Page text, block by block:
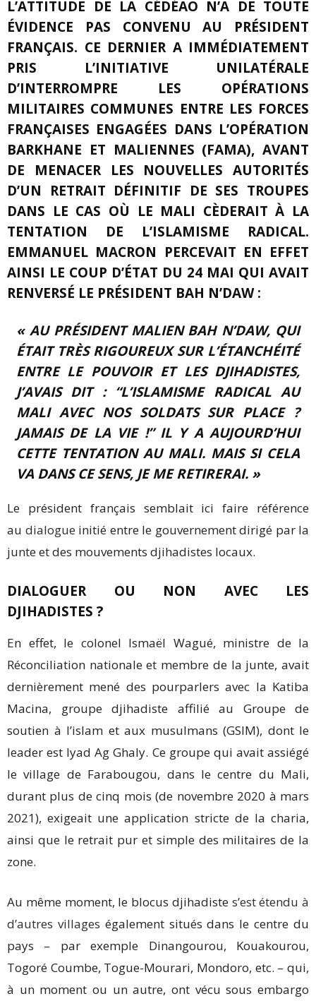
L’ATTITUDE DE LA CÉDÉAO N’A DE TOUTE
ÉVIDENCE PAS CONVENU AU PRÉSIDENT
FRANÇAIS. CE DERNIER A IMMÉDIATEMENT
PRIS L’INITIATIVE UNILATÉRALE
D’INTERROMPRE LES OPÉRATIONS
MILITAIRES COMMUNES ENTRE LES FORCES
FRANÇAISES ENGAGÉES DANS L’OPÉRATION
BARKHANE ET MALIENNES (FAMA), AVANT
DE MENACERLES NOUVELLES AUTORITÉS
D’UN RETRAIT DÉFINITIF DE SES TROUPES
DANS LE CAS OÙ LE MALI CÈDERAIT À LA
TENTATION DE L’ISLAMISME RADICAL.
EMMANUEL MACRON PERCEVAIT EN EFFET
AINSI LE COUP D’ÉTAT DU 24 MAI QUI AVAIT
RENVERSÉ LE PRÉSIDENT BAH N’DAW :
« AU PRÉSIDENT MALIEN BAH N’DAW, QUI
ÉTAIT TRÈS RIGOUREUX SUR L’ÉTANCHÉITÉ
ENTRE LE POUVOIR ET LES DJIHADISTES,
J’AVAIS DIT : “L’ISLAMISME RADICAL AU
MALI AVEC NOS SOLDATS SUR PLACE ?
JAMAIS DE LA VIE !” IL Y A AUJOURD’HUI
CETTE TENTATION AU MALI. MAIS SI CELA
VA DANS CE SENS, JE ME RETIRERAI. »
Le président français semblait ici faire référence
au dialogue initié entre le gouvernement dirigé par la
junte et des mouvements djihadistes locaux.
DIALOGUER OU NON AVEC LES
DJIHADISTES ?
En effet, le colonel Ismaël Wagué, ministre de la
Réconciliation nationale et membre de la junte, avait
dernièrement mené des pourparlers avec la Katiba
Macina, groupe djihadiste affilié au Groupe de
soutien à l’islam et aux musulmans (GSIM), dont le
leader est Iyad Ag Ghaly. Ce groupe qui avait assiégé
le village de Farabougou, dans le centre du Mali,
durant plus de cinq mois (de novembre 2020 à mars
2021), exigeait une application stricte de la charia,
ainsi que le retrait pur et simple des militaires de la
zone.
Au même moment, le blocus djihadiste s’est étendu à
d’autres villages également situés dans le centre du
pays – par exemple Dinangourou, Kouakourou,
Togoré Coumbe, Togue-Mourari, Mondoro, etc. – qui,
à un moment ou un autre, ont vécu sous embargo